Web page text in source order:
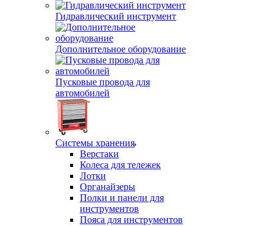
Гидравлический инструмент
Дополнительное оборудование
Пусковые провода для
автомобилей
Системы хранения
Верстаки
Колеса для тележек
Лотки
Органайзеры
Полки и панели для
инструментов
Пояса для инструментов